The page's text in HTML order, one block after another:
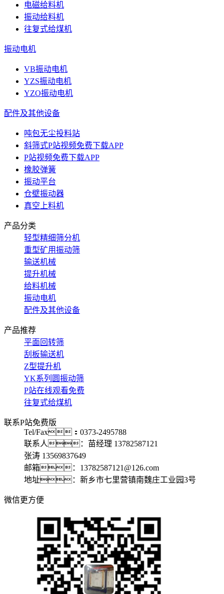
电磁给料机
振动给料机
往复式给煤机
振动电机
VB振动电机
YZS振动电机
YZO振动电机
配件及其他设备
吨包无尘投料站
斜筛式P站视频免费下载APP
P站视频免费下载APP
橡胶弹簧
振动平台
仓壁振动器
真空上料机
产品分类
轻型精细筛分机
重型矿用振动筛
输送机械
提升机械
给料机械
振动电机
配件及其他设备
产品推荐
平面回转筛
刮板输送机
Z型提升机
YK系列圆振动筛
P站在线观看免费
往复式给煤机
联系P站免费版
Tel/Fax：0373-2495788
联系人：苗经理 13782587121
张涛 13569837649
邮箱：13782587121@126.com
地址：新乡市七里营镇南魏庄工业园3号
微信更方便